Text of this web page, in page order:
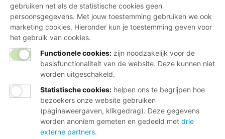
gebruiken net als de statistische cookies geen
persoonsgegevens. Met jouw toestemming gebruiken we ook
marketing cookies. Hieronder kun je toestemming geven voor
het gebruik van cookies.
Functionele cookies: zijn noodzakelijk voor de
basisfunctionaliteit van de website. Deze kunnen niet
worden uitgeschakeld.
Statistische cookies: helpen ons te begrijpen hoe
bezoekers onze website gebruiken
(paginaweergaven, klikgedrag). Deze gegevens
worden anoniem gemeten en gedeeld met drie
externe partners.